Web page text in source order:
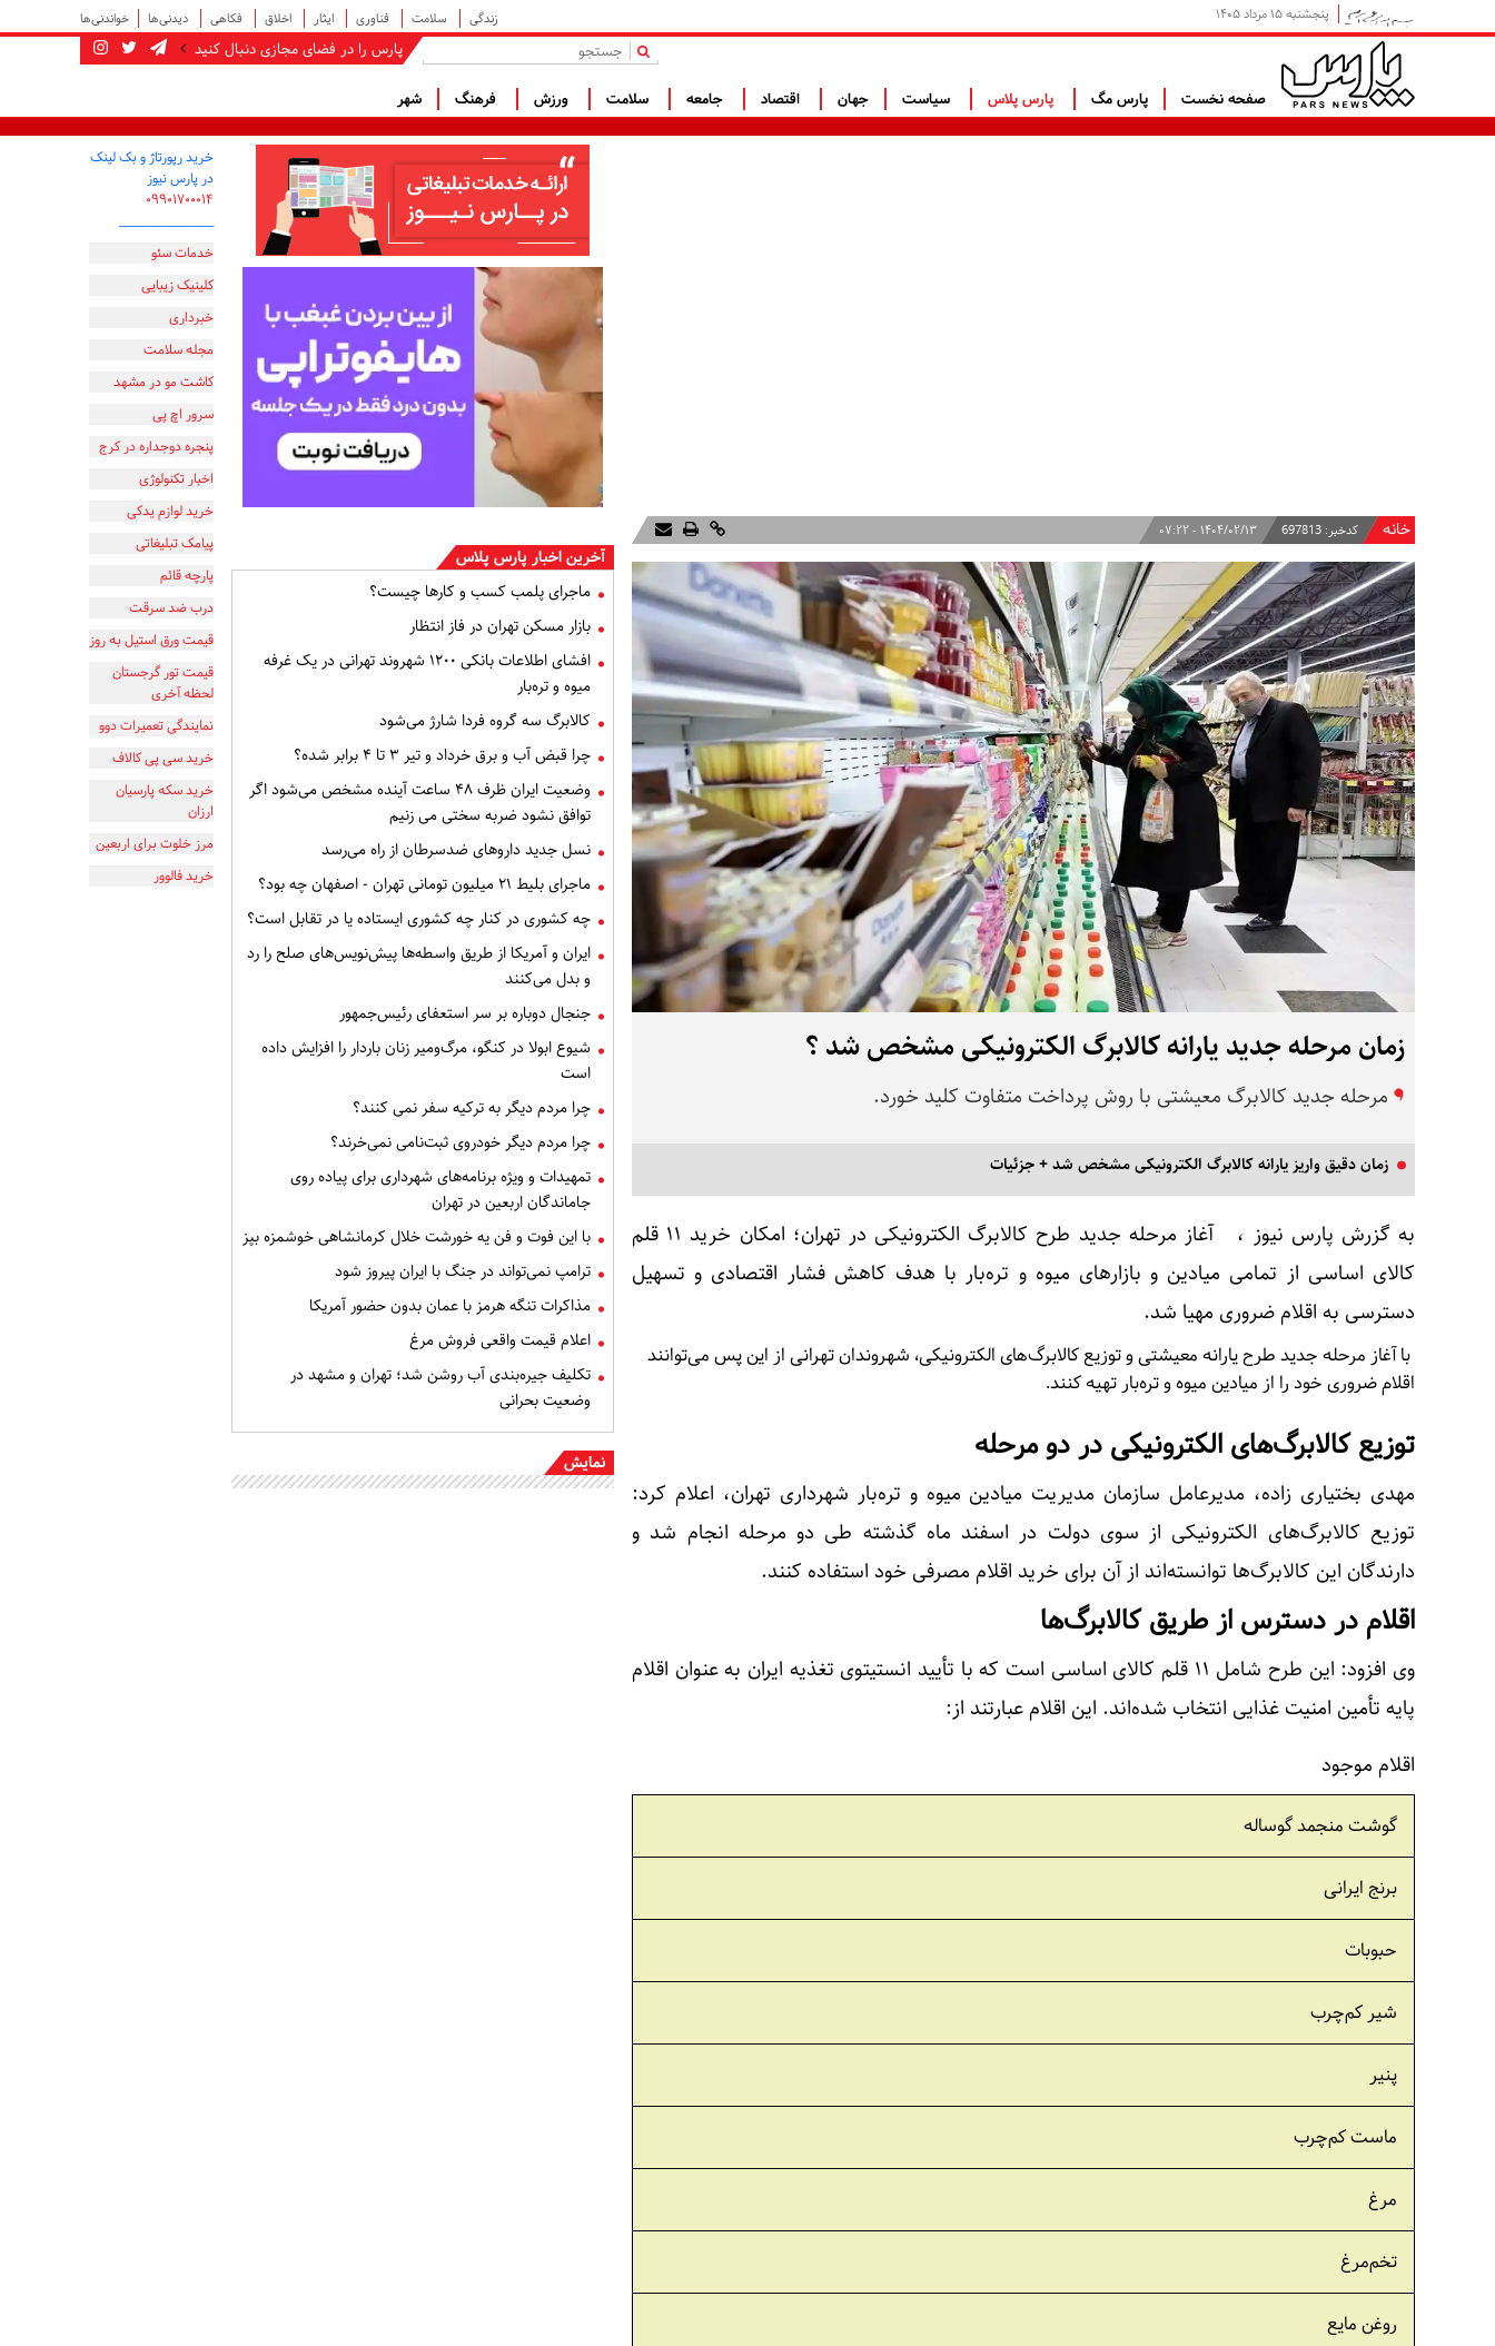
پنجشنبه ۱۵ مرداد ۱۴۰۵ زندگی سلامت فناوری ایثار اخلاق فکاهی دیدنی‌ها خواندنی‌ها
پارس را در فضای مجازی دنبال کنید |
صفحه نخست پارس مگ پارس پلاس سیاست جهان اقتصاد جامعه سلامت ورزش فرهنگ شهر
خانه کدخبر: 697813 ۱۴۰۴/۰۲/۱۳ - ۰۷:۲۲
زمان مرحله جدید یارانه کالابرگ الکترونیکی مشخص شد ؟
مرحله جدید کالابرگ معیشتی با روش پرداخت متفاوت کلید خورد.
زمان دقیق واریز یارانه کالابرگ الکترونیکی مشخص شد + جزئیات
به گزرش پارس نیوز ، آغاز مرحله جدید طرح کالابرگ الکترونیکی در تهران؛ امکان خرید ۱۱ قلم
کالای اساسی از تمامی میادین و بازارهای میوه و تره‌بار با هدف کاهش فشار اقتصادی و تسهیل
دسترسی به اقلام ضروری مهیا شد.
با آغاز مرحله جدید طرح یارانه معیشتی و توزیع کالابرگ‌های الکترونیکی، شهروندان تهرانی از این پس می‌توانند
اقلام ضروری خود را از میادین میوه و تره‌بار تهیه کنند.
توزیع کالابرگ‌های الکترونیکی در دو مرحله
مهدی بختیاری زاده، مدیرعامل سازمان مدیریت میادین میوه و تره‌بار شهرداری تهران، اعلام کرد:
توزیع کالابرگ‌های الکترونیکی از سوی دولت در اسفند ماه گذشته طی دو مرحله انجام شد و
دارندگان این کالابرگ‌ها توانسته‌اند از آن برای خرید اقلام مصرفی خود استفاده کنند.
اقلام در دسترس از طریق کالابرگ‌ها
وی افزود: این طرح شامل ۱۱ قلم کالای اساسی است که با تأیید انستیتوی تغذیه ایران به عنوان اقلام
پایه تأمین امنیت غذایی انتخاب شده‌اند. این اقلام عبارتند از:
اقلام موجود
گوشت منجمد گوساله
برنج ایرانی
حبوبات
شیر کم‌چرب
پنیر
ماست کم‌چرب
مرغ
تخم‌مرغ
روغن مایع
آخرین اخبار پارس پلاس
ماجرای پلمب کسب و کارها چیست؟
بازار مسکن تهران در فاز انتظار
افشای اطلاعات بانکی ۱۲۰۰ شهروند تهرانی در یک غرفه
میوه و تره‌بار
کالابرگ سه گروه فردا شارژ می‌شود
چرا قبض آب و برق خرداد و تیر ۳ تا ۴ برابر شده؟
وضعیت ایران ظرف ۴۸ ساعت آینده مشخص می‌شود اگر
توافق نشود ضربه سختی می زنیم
نسل جدید داروهای ضدسرطان از راه می‌رسد
ماجرای بلیط ۲۱ میلیون تومانی تهران - اصفهان چه بود؟
چه کشوری در کنار چه کشوری ایستاده یا در تقابل است؟
ایران و آمریکا از طریق واسطه‌ها پیش‌نویس‌های صلح را رد
و بدل می‌کنند
جنجال دوباره بر سر استعفای رئیس‌جمهور
شیوع ابولا در کنگو، مرگ‌ومیر زنان باردار را افزایش داده
است
چرا مردم دیگر به ترکیه سفر نمی کنند؟
چرا مردم دیگر خودروی ثبت‌نامی نمی‌خرند؟
تمهیدات و ویژه برنامه‌های شهرداری برای پیاده روی
جاماندگان اربعین در تهران
با این فوت و فن یه خورشت خلال کرمانشاهی خوشمزه بپز
ترامپ نمی‌تواند در جنگ با ایران پیروز شود
مذاکرات تنگه هرمز با عمان بدون حضور آمریکا
اعلام قیمت واقعی فروش مرغ
تکلیف جیره‌بندی آب روشن شد؛ تهران و مشهد در
وضعیت بحرانی
نمایش
خرید رپورتاژ و بک لینک
در پارس نیوز
۰۹۹۰۱۷۰۰۰۱۴
_________________
خدمات سئو
کلینیک زیبایی
خبرداری
مجله سلامت
کاشت مو در مشهد
سرور اچ پی
پنجره دوجداره در کرج
اخبار تکنولوژی
خرید لوازم یدکی
پیامک تبلیغاتی
پارچه قائم
درب ضد سرقت
قیمت ورق استیل به روز
قیمت تور گرجستان
لحظه آخری
نمایندگی تعمیرات دوو
خرید سی پی کالاف
خرید سکه پارسیان
ارزان
مرز خلوت برای اربعین
خرید فالوور